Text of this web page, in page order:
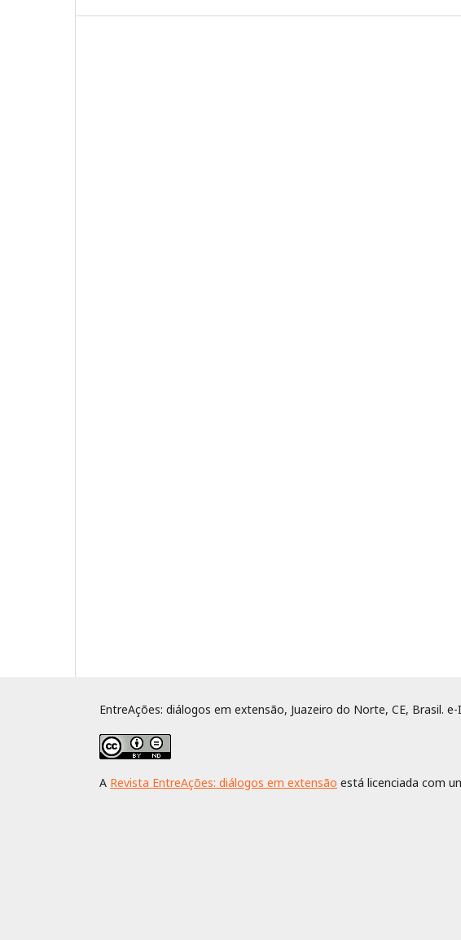
EntreAções: diálogos em extensão, Juazeiro do Norte, CE, Brasil. e-
A Revista EntreAções: diálogos em extensão está licenciada com